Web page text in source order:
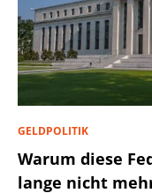
GELDPOLITIK
Warum diese
lange nicht